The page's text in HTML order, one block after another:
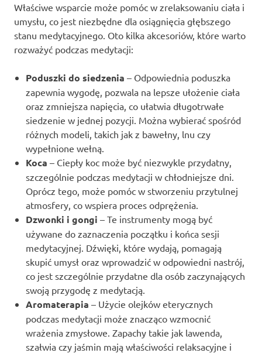
Właściwe wsparcie może pomóc w zrelaksowaniu ciała i
umysłu, co jest niezbędne dla osiągnięcia głębszego
stanu medytacyjnego. Oto kilka akcesoriów, które warto
rozważyć podczas medytacji:
Poduszki do siedzenia – Odpowiednia poduszka
zapewnia wygodę, pozwala na lepsze ułożenie ciała
oraz zmniejsza napięcia, co ułatwia długotrwałe
siedzenie w jednej pozycji. Można wybierać spośród
różnych modeli, takich jak z bawełny, lnu czy
wypełnione wełną.
Koca – Ciepły koc może być niezwykle przydatny,
szczególnie podczas medytacji w chłodniejsze dni.
Oprócz tego, może pomóc w stworzeniu przytulnej
atmosfery, co wspiera proces odprężenia.
Dzwonki i gongi – Te instrumenty mogą być
używane do zaznaczenia początku i końca sesji
medytacyjnej. Dźwięki, które wydają, pomagają
skupić umysł oraz wprowadzić w odpowiedni nastrój,
co jest szczególnie przydatne dla osób zaczynających
swoją przygodę z medytacją.
Aromaterapia – Użycie olejków eterycznych
podczas medytacji może znacząco wzmocnić
wrażenia zmysłowe. Zapachy takie jak lawenda,
szałwia czy jaśmin mają właściwości relaksacyjne i